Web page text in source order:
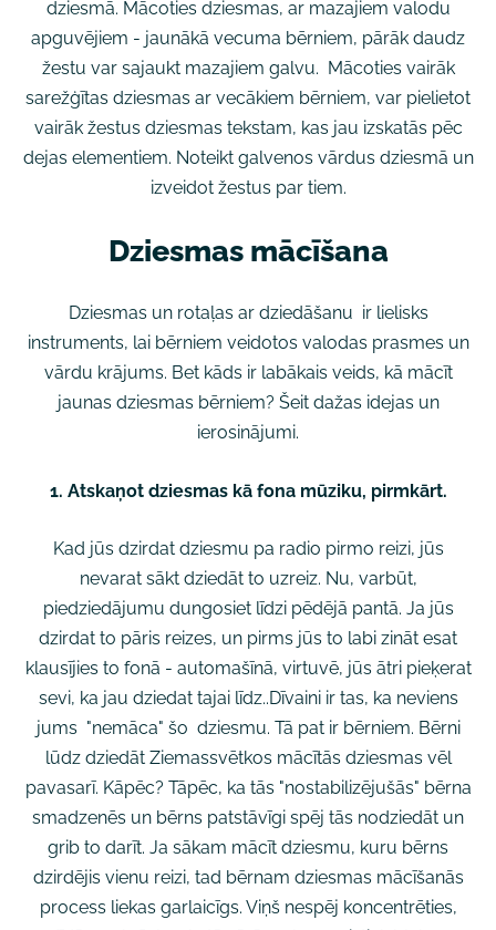
dziesmā. Mācoties dziesmas, ar mazajiem valodu
apguvējiem - jaunākā vecuma bērniem, pārāk daudz
žestu var sajaukt mazajiem galvu. Mācoties vairāk
sarežģītas dziesmas ar vecākiem bērniem, var pielietot
vairāk žestus dziesmas tekstam, kas jau izskatās pēc
dejas elementiem. Noteikt galvenos vārdus dziesmā un
izveidot žestus par tiem.
Dziesmas mācīšana
Dziesmas un rotaļas ar dziedāšanu ir lielisks
instruments, lai bērniem veidotos valodas prasmes un
vārdu krājums. Bet kāds ir labākais veids, kā mācīt
jaunas dziesmas bērniem? Šeit dažas idejas un
ierosinājumi.
1. Atskaņot dziesmas kā fona mūziku, pirmkārt.
Kad jūs dzirdat dziesmu pa radio pirmo reizi, jūs
nevarat sākt dziedāt to uzreiz. Nu, varbūt,
piedziedājumu dungosiet līdzi pēdējā pantā. Ja jūs
dzirdat to pāris reizes, un pirms jūs to labi zināt esat
klausījies to fonā - automašīnā, virtuvē, jūs ātri pieķerat
sevi, ka jau dziedat tajai līdz..Dīvaini ir tas, ka neviens
jums "nemāca" šo dziesmu. Tā pat ir bērniem. Bērni
lūdz dziedāt Ziemassvētkos mācītās dziesmas vēl
pavasarī. Kāpēc? Tāpēc, ka tās "nostabilizējušās" bērna
smadzenēs un bērns patstāvīgi spēj tās nodziedāt un
grib to darīt. Ja sākam mācīt dziesmu, kuru bērns
dzirdējis vienu reizi, tad bērnam dziesmas mācīšanās
process liekas garlaicīgs. Viņš nespēj koncentrēties,